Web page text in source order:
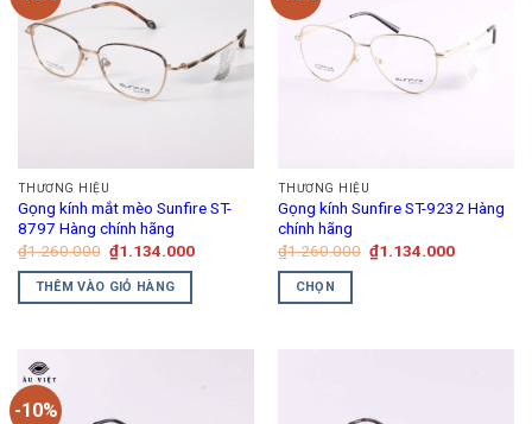
biến
thể.
được
chọn
trên
trang
sản
THƯƠNG HIỆU
Gọng kính mắt mèo Sunfire ST-
8797 Hàng chính hãng
₫1.260.000 Giá
gốc
là:
₫1.260.000.
₫1.134.000Giá
₫1.134.000.
THÊM VÀO GIỎ HÀNG
THƯƠNG HIỆU
Gọng kính Sunfire ST-9232 Hàng
chính hãng
₫1.260.000 Giá
gốc
₫1.134.000Giá
CHỌN
-10%